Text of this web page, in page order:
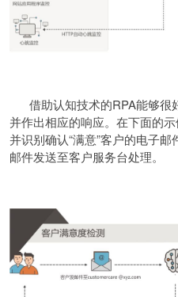
借助认知技术的RPA能够很
并作出相应的响应。在下面的
并识别确认“满意”客户的电子
邮件发送至客户服务台处理。